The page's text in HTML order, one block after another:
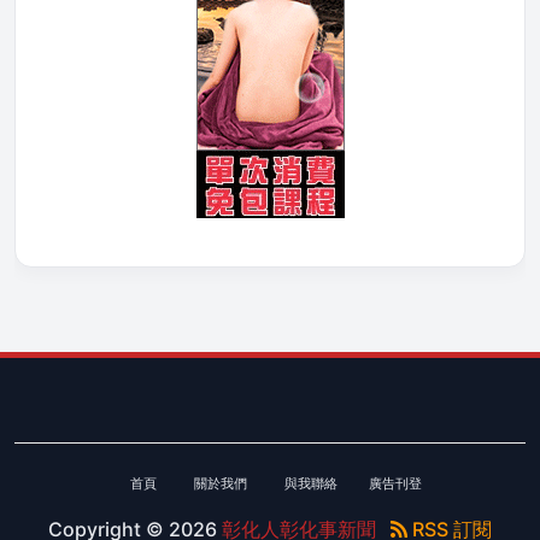
首頁 關於我們 與我聯絡 廣告刊登
Copyright © 2026 彰化人彰化事新聞 RSS 訂閱